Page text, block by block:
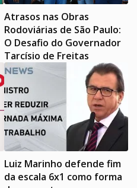
Atrasos nas Obras
Rodoviárias de São Paulo:
O Desafio do Governador
Tarcísio de Freitas
Luiz Marinho defende fim
da escala 6x1 como forma